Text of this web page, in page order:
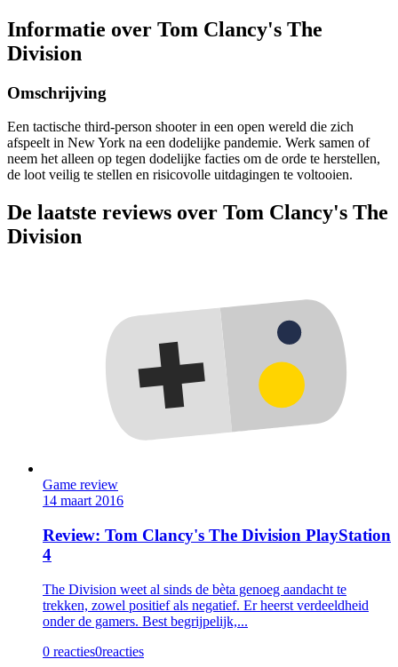
Informatie over Tom Clancy's The
Division
Omschrijving
Een tactische third-person shooter in een open wereld die zich
afspeelt in New York na een dodelijke pandemie. Werk samen of
neem het alleen op tegen dodelijke facties om de orde te herstellen,
de loot veilig te stellen en risicovolle uitdagingen te voltooien.
De laatste reviews over Tom Clancy's The
Division
Game review
14 maart 2016
Review: Tom Clancy's The Division PlayStation
4
The Division weet al sinds de bèta genoeg aandacht te
trekken, zowel positief als negatief. Er heerst verdeeldheid
onder de gamers. Best begrijpelijk,...
0 reacties0reacties